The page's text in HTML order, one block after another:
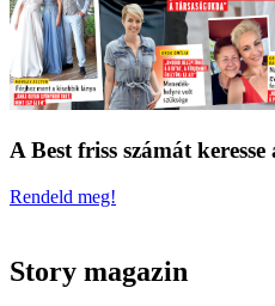
A Best friss számát
Rendeld meg!
Story magazin